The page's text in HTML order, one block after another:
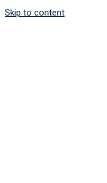
Skip to content